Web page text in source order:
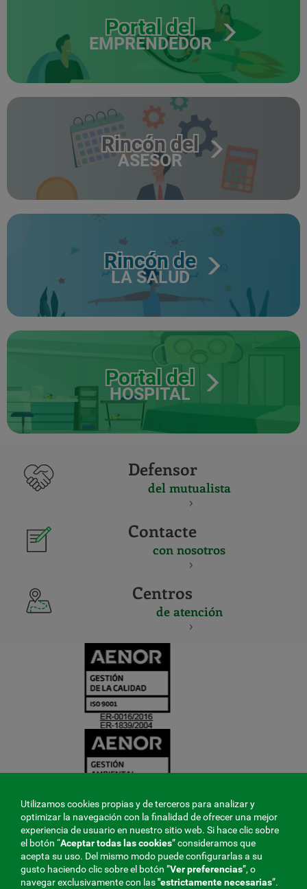
Portal del
EMPRENDEDOR
Rincón del
ASESOR
Rincón de
LA SALUD
Portal del
HOSPITAL
Defensor
del mutualista
Contacte
con nosotros
Centros
de atención
Utilizamos cookies propias y de terceros para analizar y
optimizar la navegación con la finalidad de ofrecer una mejor
experiencia de usuario en nuestro sitio web. Si hace clic sobre
el botón “Aceptar todas las cookies” consideramos que
acepta su uso. Del mismo modo puede configurarlas a su
gusto haciendo clic sobre el botón ”Ver preferencias”, o
navegar exclusivamente con las"estrictamentenecesarias”.